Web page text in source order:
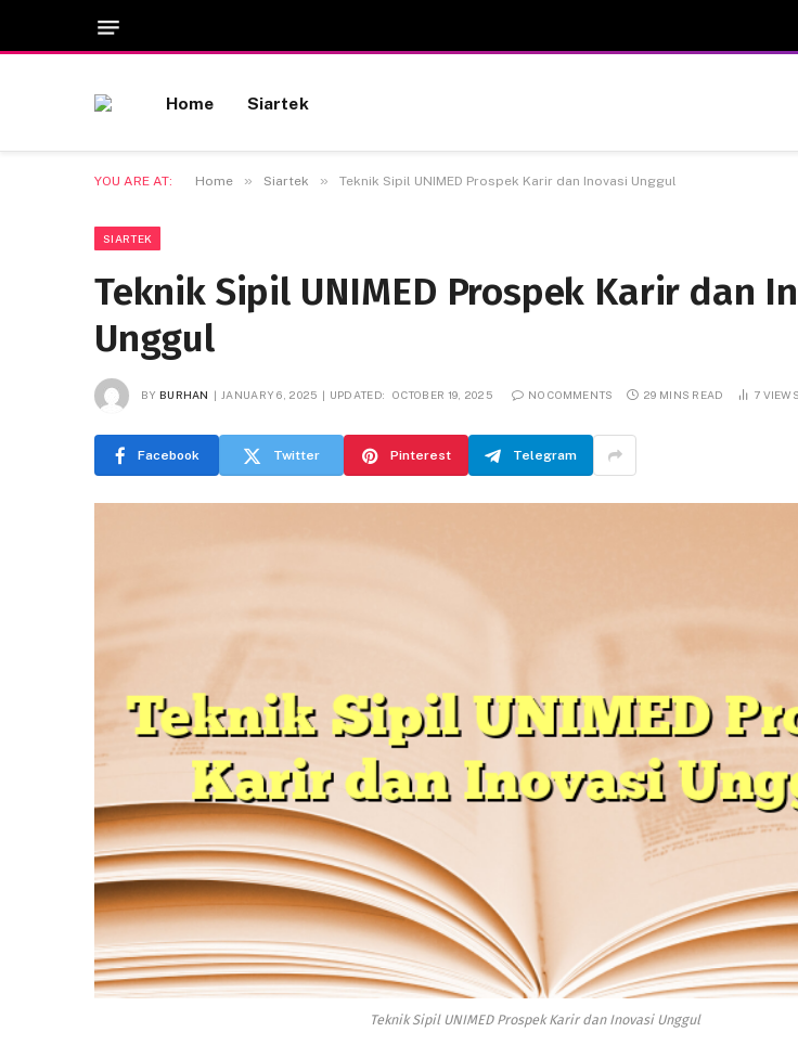
Home Siartek
YOU ARE AT: Home » Siartek » Teknik Sipil UNIMED Prospek Karir dan Inovasi Unggul
SIARTEK
Teknik Sipil UNIMED Prospek Karir dan
Unggul
BY BURHAN JANUARY 6, 2025 UPDATED: OCTOBER 19, 2025 NO COMMENTS 29 MINS READ 7 VIEWS
Facebook Twitter Pinterest Telegram
Teknik Sipil UNIMED Prospek Karir dan Inovasi Unggul